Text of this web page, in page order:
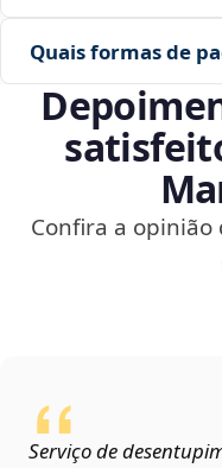
Quais formas de
Confira a
Serviço de